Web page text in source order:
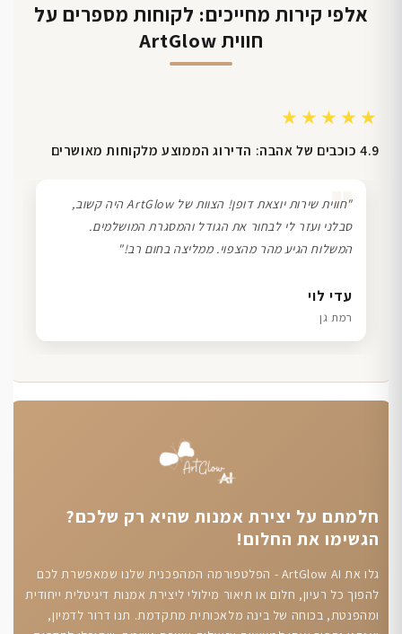
אלפי קירות מחייכים: לקוחות מספרים על
חווית ArtGlow
★★★★★
4.9 כוכבים של אהבה: הדירוג הממוצע מלקוחות מאושרים
שרון כהן
תל אביב
❞
"חווית שירות יוצאת דופן! הצוות של ArtGlow היה קשוב,
סבלני ועזר לי לבחור את הגודל והמסגרת המושלמים.
המשלוח הגיע מהר מהצפוי. ממליצה בחום רב!"
עדי לוי
רמת גן
דנה גל
חיפה
ליאת ויוסי מ.
הוד השרון
חלמתם על יצירת אמנות שהיא רק שלכם?
הגשימו את החלום!
גלו את ArtGlow AI - הפלטפורמה המהפכנית שלנו שמאפשרת לכם
להפוך כל רעיון, חלום או תיאור מילולי ליצירת אמנות דיגיטלית ייחודית
ומהפנטת, בכוחה של בינה מלאכותית מתקדמת. תנו דרור לדמיון,